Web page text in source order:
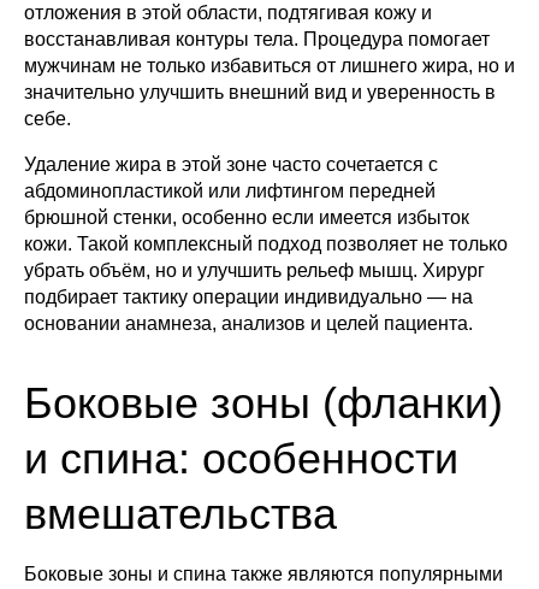
отложения в этой области, подтягивая кожу и
восстанавливая контуры тела. Процедура помогает
мужчинам не только избавиться от лишнего жира, но и
значительно улучшить внешний вид и уверенность в
себе.
Удаление жира в этой зоне часто сочетается с
абдоминопластикой или лифтингом передней
брюшной стенки, особенно если имеется избыток
кожи. Такой комплексный подход позволяет не только
убрать объём, но и улучшить рельеф мышц. Хирург
подбирает тактику операции индивидуально — на
основании анамнеза, анализов и целей пациента.
Боковые зоны (фланки)
и спина: особенности
вмешательства
Боковые зоны и спина также являются популярными